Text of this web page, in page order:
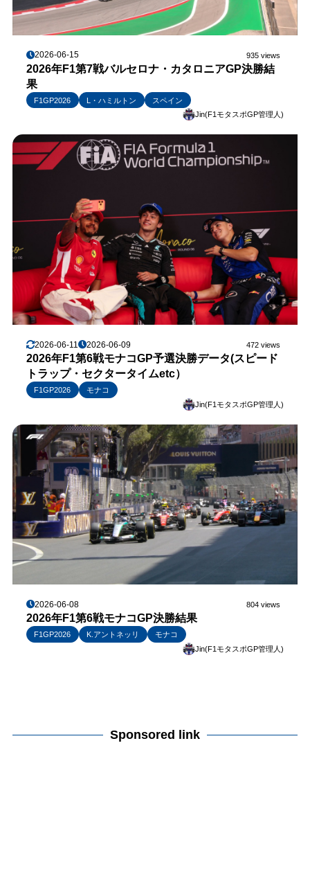
2026-06-15 935 views
2026年F1第7戦バルセロナ・カタロニアGP決勝結
果
F1GP2026 L・ハミルトン
スペイン
Jin(F1モタスポGP管理人)
2026-06-11 2026-06-09 472 views
2026年F1第6戦モナコGP予選決勝データ(スピード
トラップ・セクタータイムetc）
F1GP2026
モナコ
Jin(F1モタスポGP管理人)
2026-06-08 804 views
2026年F1第6戦モナコGP決勝結果
F1GP2026 K.アントネッリ
モナコ
Jin(F1モタスポGP管理人)
Sponsored link